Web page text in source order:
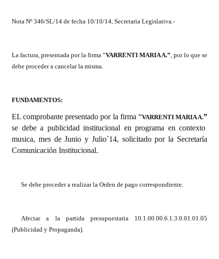
Informes de Gestión
Dictámenes Asesoría Letrada
Informes de Unidad Coordinadora
Ejecución Presupuestaria
Actas de Audiencias Públicas
Comunicaciones
Resoluciones
Nota Nº 346/SL/14 de fecha 10/10/14, Secretaria Legislativa.-
La factura, presentada por la firma “VARRENTI MARIA A.”, por lo que se
debe proceder a cancelar la misma.
FUNDAMENTOS:
ELcomprobante presentado por la firma “VARRENTI MARIA A.”
se debe a publicidad institucional en programa en contexto
musica, mes de Junio y Julio`14, solicitado por la Secretaría
Comunicación Institucional.
Se debe proceder a realizar la Orden de pago correspondiente.
Afectar a la partida presupuestaria 10.1.00.00.6.1.3.0.01.01.05
(Publicidad y Propaganda).